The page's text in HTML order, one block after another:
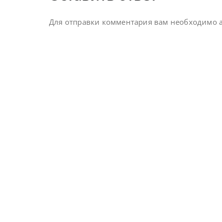
Для отправки комментария вам необходимо